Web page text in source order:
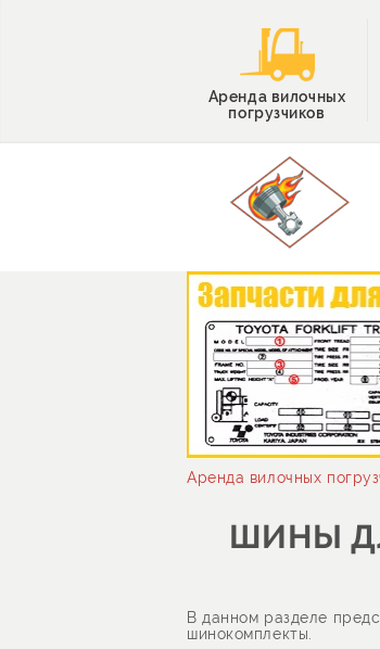
Аренда вилочных
погрузчиков
Аренда вилочных
ШИНЫ
В данном разделе
шинокомплекты.